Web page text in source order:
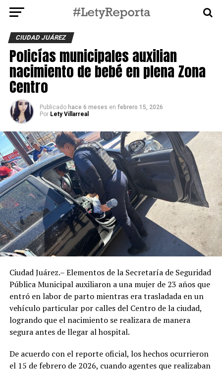
CIUDAD JUÁREZ
Policías municipales auxilian
nacimiento de bebé en plena Zona
Centro
Publicado hace 6 meses en febrero 15, 2026
Por Lety Villarreal
Ciudad Juárez.– Elementos de la Secretaría de Seguridad
Pública Municipal auxiliaron a una mujer de 23 años que
entró en labor de parto mientras era trasladada en un
vehículo particular por calles del Centro de la ciudad,
logrando que el nacimiento se realizara de manera
segura antes de llegar al hospital.
De acuerdo con el reporte oficial, los hechos ocurrieron
el 15 de febrero de 2026, cuando agentes que realizaban